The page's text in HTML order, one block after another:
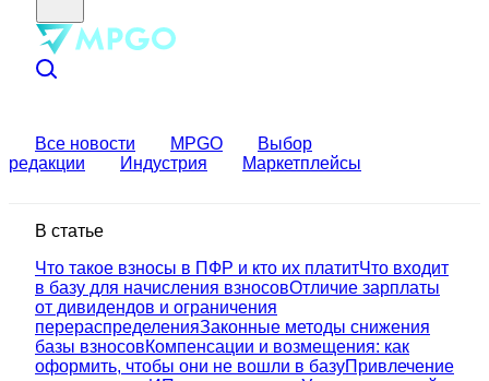
Все новости MPGO
Выбор
редакции
Индустрия Маркетплейсы
В статье
Что такое взносы в ПФР и кто их платитЧто входит
в базу для начисления взносовОтличие зарплаты
от дивидендов и ограничения
перераспределенияЗаконные методы снижения
базы взносовКомпенсации и возмещения: как
оформить, чтобы они не вошли в базуПривлечение